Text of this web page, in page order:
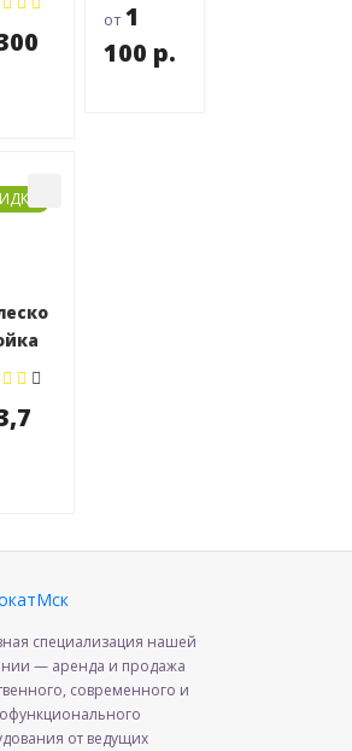
от1
100 р.
специализация нашей
— аренда и продажа
современного и
от ведущих